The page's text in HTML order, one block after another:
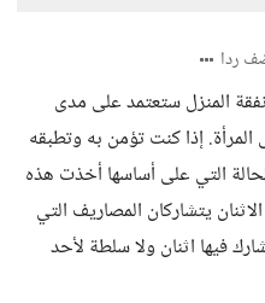
ردا
المنزل ستعتمد على مدى
إذا كنت تؤمن به وتطبقه
التي على أساسها أخذت هذه
يتشاركان المصاريف التي
فيها اثنان ولا سلطة لأحد